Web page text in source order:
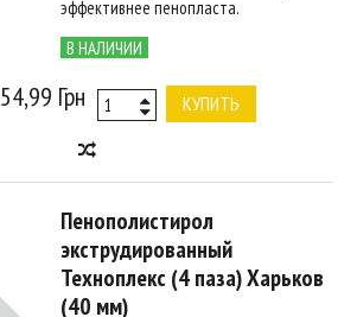
эффективнее пенопласта.
В НАЛИЧИИ
54,99 Грн КУПИТЬ
Пенополистирол
экструдированный
Техноплекс (4 паза) Харьков
(40 мм)